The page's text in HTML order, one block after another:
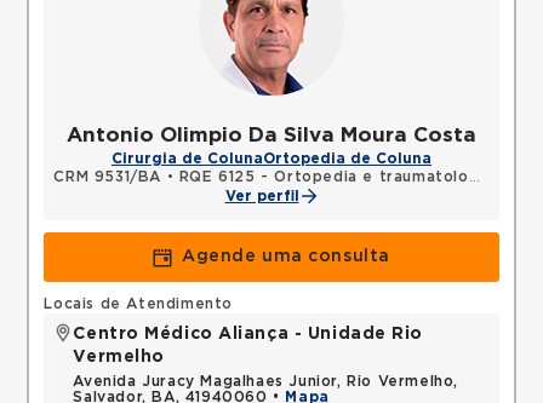
Antonio Olimpio Da Silva Moura Costa
Cirurgia de ColunaOrtopedia de Coluna
CRM 9531/BA •
RQE 6125 - Ortopedia e traumatologia
Ver perfil
Agende uma consulta
Locais de Atendimento
Centro Médico Aliança - Unidade Rio
Vermelho
Avenida Juracy Magalhaes Junior, Rio Vermelho,
Salvador, BA, 41940060 •
Mapa